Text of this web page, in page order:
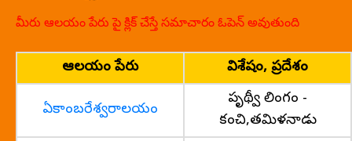
మీరు ఆలయం పేరు పై క్లిక్ చేస్తే సమాచారం ఓపెన్ అవుతుంది
ఆలయం పేరు విశేషం, ప్రదేశం
ఏకాంబరేశ్వరాలయం
పృథ్వీ లింగం -
కంచి,తమిళనాడు